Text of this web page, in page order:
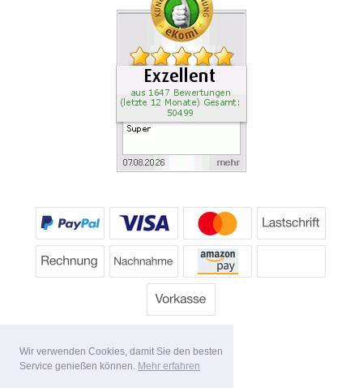
Wir verwenden Cookies, damit Sie den besten
Service genießen können. Mehr erfahren